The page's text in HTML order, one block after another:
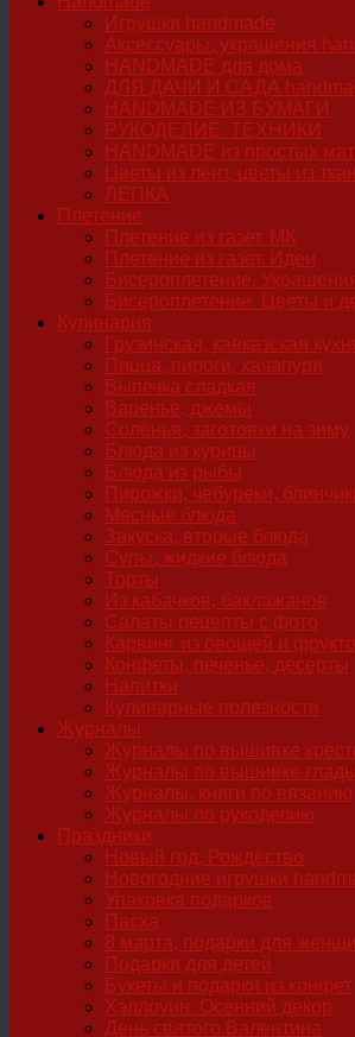
Игрушки handmade
Аксессуары, украшения
HANDMADE для дома
ДЛЯ ДАЧИ И САДА
HANDMADE ИЗ БУМАГИ
РУКОДЕЛИЕ. ТЕХНИКИ
HANDMADE из простых
Цветы из лент, цветы из
ЛЕПКА
Плетение
Плетение из газет. МК
Плетение из газет. Идеи
Бисероплетение.
Бисероплетение. Цветы и
Кулинария
Грузинская, кавказская
Пицца, пироги, хачапури
Выпечка сладкая
Варенье, джемы
Соленья, заготовки на зиму
Блюда из курицы
Блюда из рыбы
Пирожки, чебуреки,
Мясные блюда
Закуска, вторые блюда
Супы, жидкие блюда
Торты
Из кабачков, баклажанов
Салаты рецепты с фото
Карвинг из овощей и
Конфеты, печенье, десерты
Напитки
Кулинарные полезности
Журналы
Журналы по вышивке
Журналы по вышивке
Журналы, книги по вязанию
Журналы по рукоделию
Праздники
Новый год, Рождество
Новогодние игрушки
Упаковка подарков
Пасха
8 марта, подарки для
Подарки для детей
Букеты и подарки из конфет
Хэллоуин. Осенний декор
День святого Валентина